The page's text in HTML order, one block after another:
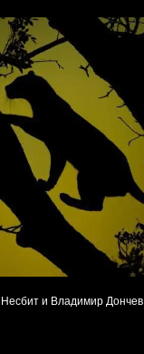
Несбит и Владимир Дончев